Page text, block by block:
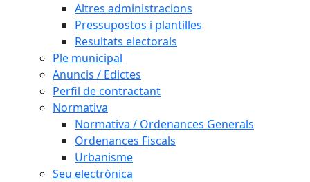
Altres administracions
Pressupostos i plantilles
Resultats electorals
Ple municipal
Anuncis / Edictes
Perfil de contractant
Normativa
Normativa / Ordenances Generals
Ordenances Fiscals
Urbanisme
Seu electrònica